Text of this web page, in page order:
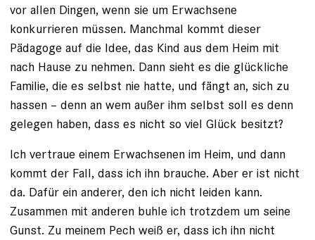
vor allen Dingen, wenn sie um Erwachsene
konkurrieren müssen. Manchmal kommt dieser
Pädagoge auf die Idee, das Kind aus dem Heim mit
nach Hause zu nehmen. Dann sieht es die glückliche
Familie, die es selbst nie hatte, und fängt an, sich zu
hassen – denn an wem außer ihm selbst soll es denn
gelegen haben, dass es nicht so viel Glück besitzt?
Ich vertraue einem Erwachsenen im Heim, und dann
kommt der Fall, dass ich ihn brauche. Aber er ist nicht
da. Dafür ein anderer, den ich nicht leiden kann.
Zusammen mit anderen buhle ich trotzdem um seine
Gunst. Zu meinem Pech weiß er, dass ich ihn nicht